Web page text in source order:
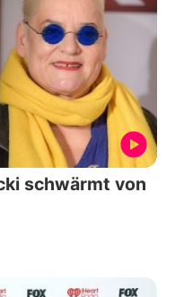
schwärmt von